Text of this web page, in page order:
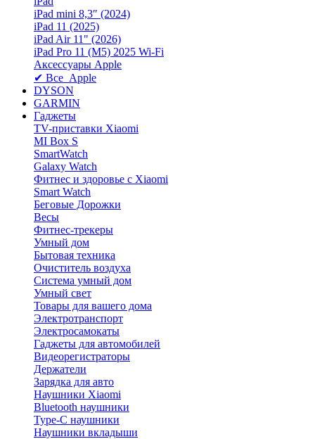
iPad mini 8,3″ (2024)
iPad 11 (2025)
iPad Air 11" (2026)
iPad Pro 11 (M5) 2025 Wi-Fi
Аксессуары Apple
✔ Все Apple
DYSON
GARMIN
Гаджеты
TV-приставки Xiaomi
MI Box S
SmartWatch
Galaxy Watch
Фитнес и здоровье с Xiaomi
Smart Watch
Беговые Дорожки
Весы
Фитнес-трекеры
Умный дом
Бытовая техника
Очиститель воздуха
Система умный дом
Умный свет
Товары для вашего дома
Электротранспорт
Электросамокаты
Гаджеты для автомобилей
Видеорегистраторы
Держатели
Зарядка для авто
Наушники Xiaomi
Bluetooth наушники
Type-C наушники
Наушники вкладыши